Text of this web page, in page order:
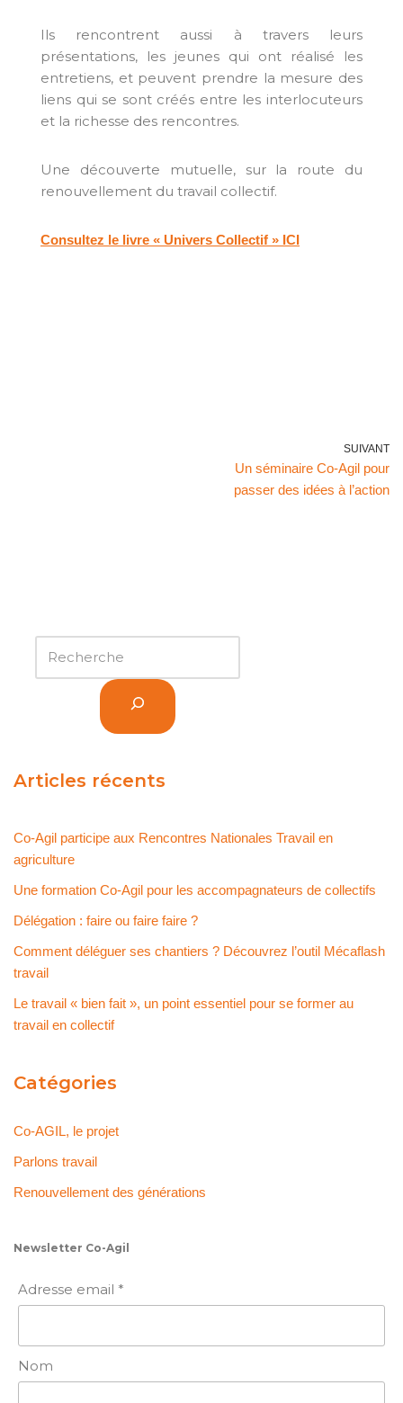
Ils rencontrent aussi à travers leurs
présentations, les jeunes qui ont réalisé les
entretiens, et peuvent prendre la mesure des
liens qui se sont créés entre les interlocuteurs
et la richesse des rencontres.
Une découverte mutuelle, sur la route du
renouvellement du travail collectif.
Consultez le livre « Univers Collectif » ICI
SUIVANT
Un séminaire Co-Agil pour
passer des idées à l’action
Articles récents
Co-Agil participe aux Rencontres Nationales Travail en
agriculture
Une formation Co-Agil pour les accompagnateurs de collectifs
Délégation : faire ou faire faire ?
Comment déléguer ses chantiers ? Découvrez l’outil Mécaflash
travail
Le travail « bien fait », un point essentiel pour se former au
travail en collectif
Catégories
Co-AGIL, le projet
Parlons travail
Renouvellement des générations
Newsletter Co-Agil
Adresse email *
Nom